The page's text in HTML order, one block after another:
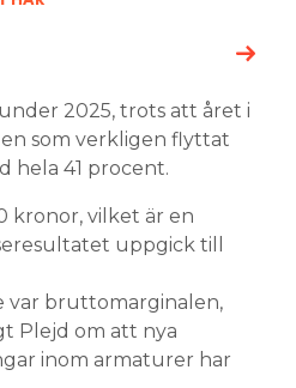
2025, trots att året i
som verkligen flyttat
hela 41 procent.
kronor, vilket är en
uppgick till
var bruttomarginalen,
Plejd om att nya
inom armaturer har